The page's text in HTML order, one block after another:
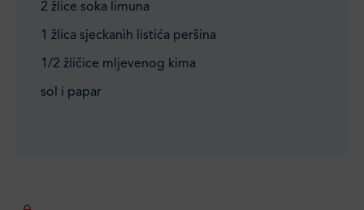
2 žlice soka limuna
1 žlica sjeckanih listića peršina
1/2 žličice mljevenog kima
sol i papar